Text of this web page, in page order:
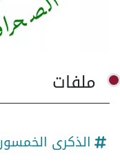
ملفات
الذكرى